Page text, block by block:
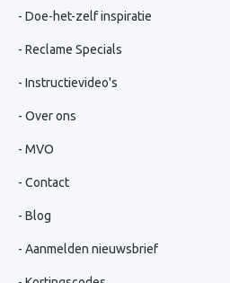
Doe-het-zelf inspiratie
Reclame Specials
Instructievideo's
Over ons
MVO
Contact
Blog
Aanmelden nieuwsbrief